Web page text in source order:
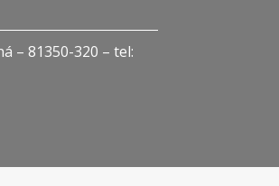
– 81350-320 – tel: